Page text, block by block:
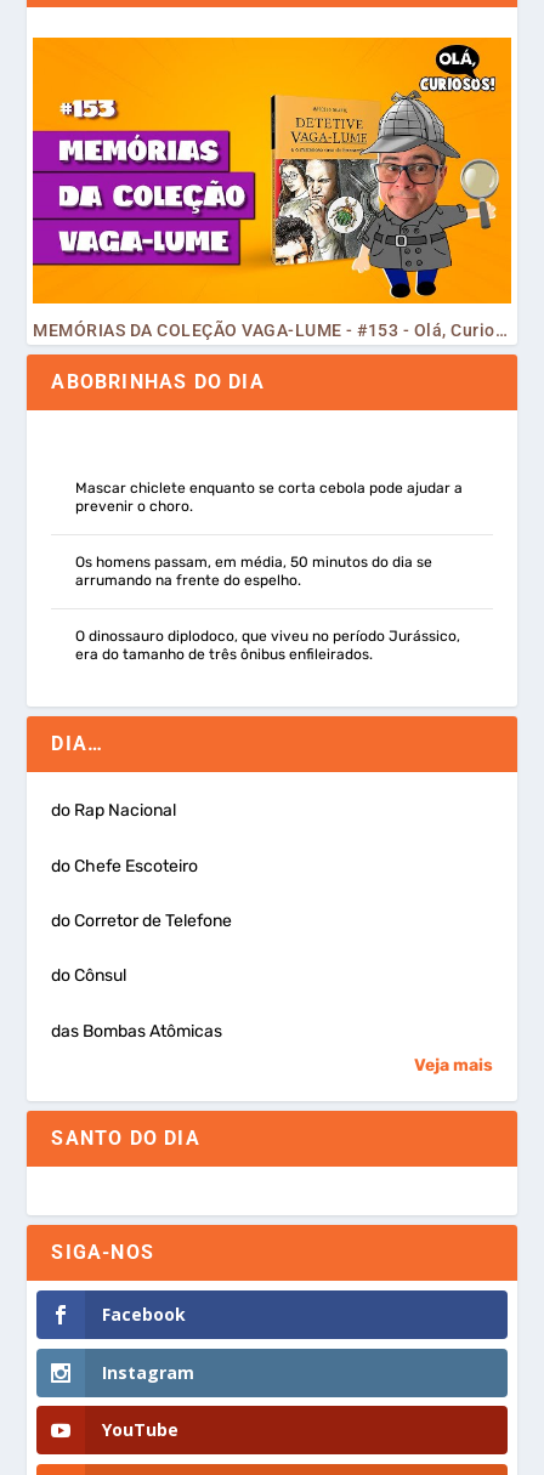
MEMÓRIAS DA COLEÇÃO VAGA-LUME - #153 - Olá, Curiosos! 2023
ABOBRINHAS DO DIA
Mascar chiclete enquanto se corta cebola pode ajudar a
prevenir o choro.
Os homens passam, em média, 50 minutos do dia se
arrumando na frente do espelho.
O dinossauro diplodoco, que viveu no período Jurássico,
era do tamanho de três ônibus enfileirados.
DIA…
do Rap Nacional
do Chefe Escoteiro
do Corretor de Telefone
do Cônsul
das Bombas Atômicas
Veja mais
SANTO DO DIA
SIGA-NOS
Facebook
Instagram
YouTube